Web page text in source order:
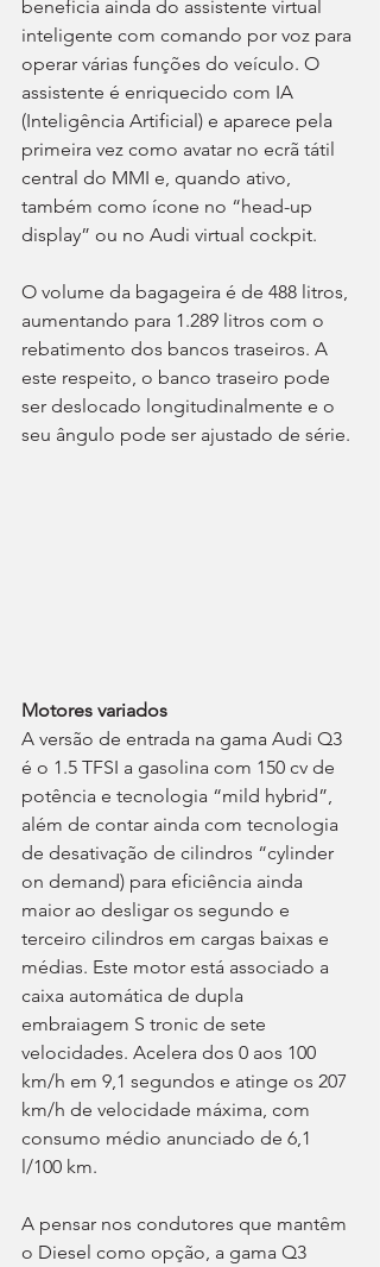
beneficia ainda do assistente virtual
inteligente com comando por voz para
operar várias funções do veículo. O
assistente é enriquecido com IA
(Inteligência Artificial) e aparece pela
primeira vez como avatar no ecrã tátil
central do MMI e, quando ativo,
também como ícone no “head-up
display” ou no Audi virtual cockpit.
O volume da bagageira é de 488 litros,
aumentando para 1.289 litros com o
rebatimento dos bancos traseiros. A
este respeito, o banco traseiro pode
ser deslocado longitudinalmente e o
seu ângulo pode ser ajustado de série.
Motores variados
A versão de entrada na gama Audi Q3
é o 1.5 TFSI a gasolina com 150 cv de
potência e tecnologia “mild hybrid”,
além de contar ainda com tecnologia
de desativação de cilindros “cylinder
on demand) para eficiência ainda
maior ao desligar os segundo e
terceiro cilindros em cargas baixas e
médias. Este motor está associado a
caixa automática de dupla
embraiagem S tronic de sete
velocidades. Acelera dos 0 aos 100
km/h em 9,1 segundos e atinge os 207
km/h de velocidade máxima, com
consumo médio anunciado de 6,1
l/100 km.
A pensar nos condutores que mantêm
o Diesel como opção, a gama Q3